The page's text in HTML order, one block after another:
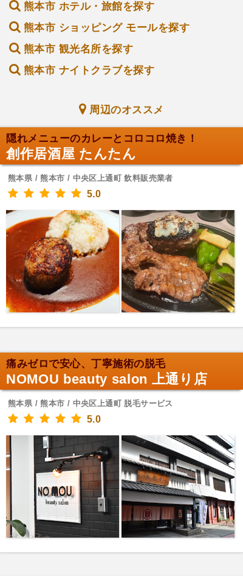
熊本市 ホテル・旅館を探す
熊本市 ショッピング モールを探す
熊本市 観光名所を探す
熊本市 ナイトクラブを探す
周辺のオススメ
隠れメニューのカレーとコロコロ焼き！
創作居酒屋 たんたん
熊本県 / 熊本市 / 中央区上通町 飲料販売業者
5.0
痛みゼロで安心、丁寧施術の脱毛
NOMOU beauty salon 上通り店
熊本県 / 熊本市 / 中央区上通町 脱毛サービス
5.0